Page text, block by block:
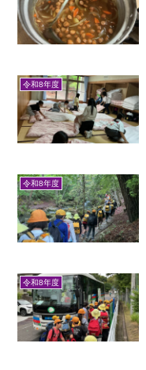
令和8年度
令和8年度
令和8年度